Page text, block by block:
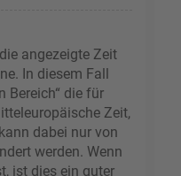
angezeigte Zeit
In diesem Fall
Bereich“ die für
Zeit,
dabei nur von
werden. Wenn
ist dies ein guter